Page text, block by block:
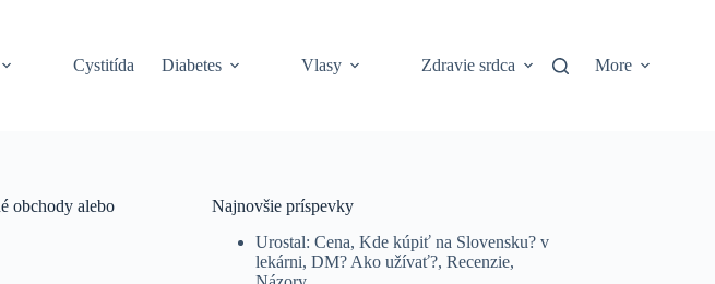
Cystitída Diabetes Vlasy Zdravie srdca More
obchody alebo
Najnovšie príspevky
Urostal: Cena, Kde kúpiť na Slovensku? v
lekárni, DM? Ako užívať?, Recenzie,